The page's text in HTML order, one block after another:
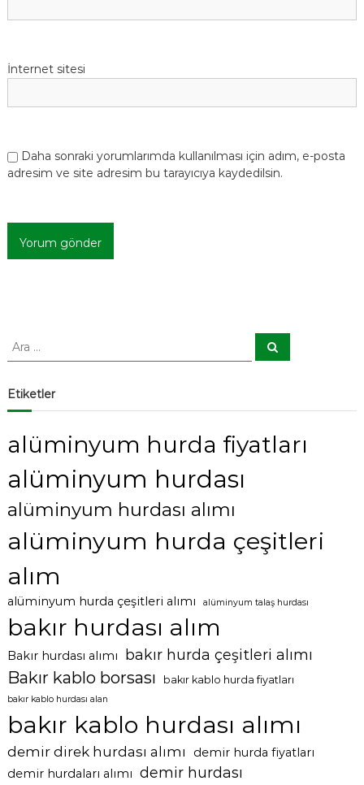
İnternet sitesi
Daha sonraki yorumlarımda kullanılması için adım, e-posta
adresim ve site adresim bu tarayıcıya kaydedilsin.
A
r
Etiketler
alüminyum hurda fiyatları
alüminyum hurdası
alüminyum hurdası alımı
alüminyum hurda çeşitleri
alım
alüminyum hurda çeşitleri alımı alüminyum talaş hurdası
bakır hurdası alım
Bakır hurdası alımı bakır hurda çeşitleri alımı
Bakır kablo borsası bakır kablo hurda fiyatları
bakır kablo hurdası alan
bakır kablo hurdası alımı
demir direk hurdası alımı
demir hurda fiyatları
demir hurdaları alımı demir hurdası